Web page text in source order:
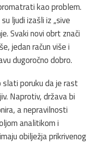
kao problem.
ljudi izašli iz „sive
Svaki novi obrt znači
jedan račun više i
dugoročno dobro.
poruku da je rast
Naprotiv, država bi
a nepravilnosti
analitikom i
obilježja prikrivenog